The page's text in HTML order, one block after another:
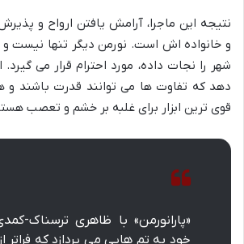
نتیجه این ماجرا، آرامش یافتن ارواح و
و خانواده اش است. نورمن دیگر تنها نیست و
شهر را نجات داده، مورد احترام قرار می
دهد که تفاوت ها می توانند قدرت باشند و
قوی ترین ابزار برای غلبه بر خشم و تعصب
«پارانورمن» با ظاهری ترسناک-
خود به تم هایی می پردازد که